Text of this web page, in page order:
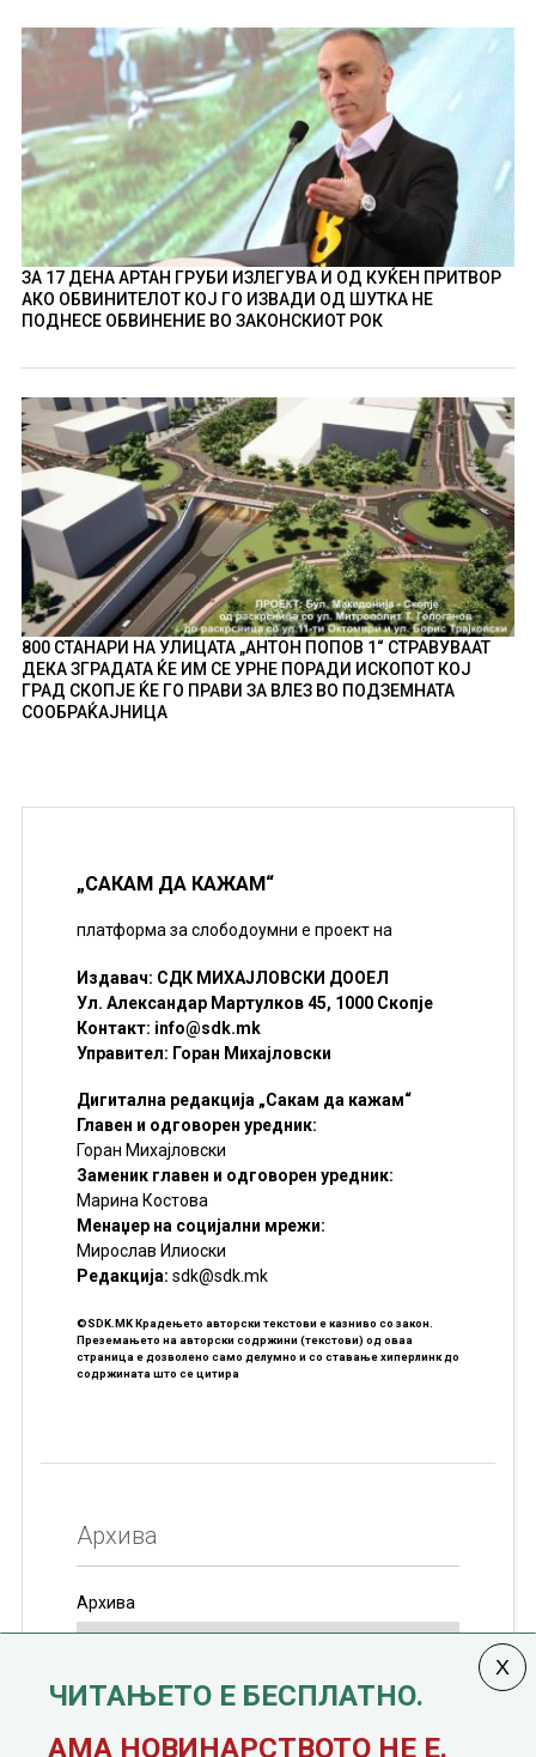
ЗА 17 ДЕНА АРТАН ГРУБИ ИЗЛЕГУВА И ОД КУЌЕН ПРИТВОР
АКО ОБВИНИТЕЛОТ КОЈ ГО ИЗВАДИ ОД ШУТКА НЕ
ПОДНЕСЕ ОБВИНЕНИЕ ВО ЗАКОНСКИОТ РОК
800 СТАНАРИ НА УЛИЦАТА „АНТОН ПОПОВ 1“ СТРАВУВААТ
ДЕКА ЗГРАДАТА ЌЕ ИМ СЕ УРНЕ ПОРАДИ ИСКОПОТ КОЈ
ГРАД СКОПЈЕ ЌЕ ГО ПРАВИ ЗА ВЛЕЗ ВО ПОДЗЕМНАТА
СООБРАЌАЈНИЦА
„САКАМ ДА КАЖАМ“
платформа за слободоумни е проект на
Издавач: СДК МИХАЈЛОВСКИ ДООЕЛ
Ул. Александар Мартулков 45, 1000 Скопје
Контакт: info@sdk.mk
Управител: Горан Михајловски
Дигитална редакција „Сакам да кажам“
Главен и одговорен уредник:
Горан Михајловски
Заменик главен и одговорен уредник:
Марина Костова
Менаџер на социјални мрежи:
Мирослав Илиоски
Редакцијa: sdk@sdk.mk
©SDK.MK Крадењето авторски текстови е казниво со закон.
Преземањето на авторски содржини (текстови) од оваа
страница е дозволено само делумно и со ставање хиперлинк до
содржината што се цитира
Архива
Архива
јануари, 1991 година
ЧИТАЊЕТО Е БЕСПЛАТНО.
АМА НОВИНАРСТВОТО НЕ Е.